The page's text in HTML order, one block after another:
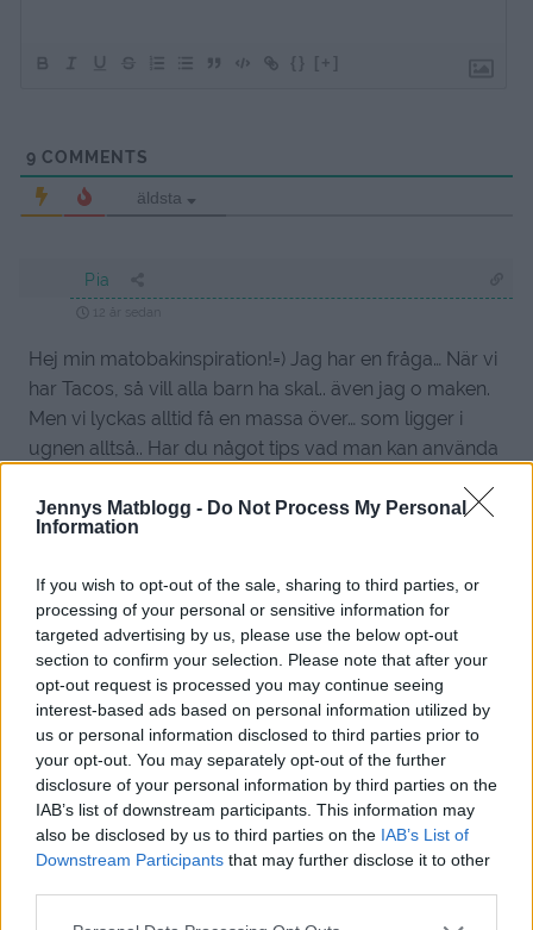
Jennys Matblogg - Do Not Process My Personal
Information
If you wish to opt-out of the sale, sharing to third parties, or
processing of your personal or sensitive information for
targeted advertising by us, please use the below opt-out
section to confirm your selection. Please note that after your
opt-out request is processed you may continue seeing
interest-based ads based on personal information utilized by
us or personal information disclosed to third parties prior to
your opt-out. You may separately opt-out of the further
disclosure of your personal information by third parties on the
IAB’s list of downstream participants. This information may
also be disclosed by us to third parties on the IAB’s List of
Downstream Participants that may further disclose it to other
{} [+]
9 COMMENTS
äldsta
Pia
12 år sedan
Hej min matobakinspiration!=) Jag har en fråga… När vi
har Tacos, så vill alla barn ha skal.. även jag o maken.
Men vi lyckas alltid få en massa över… som ligger i
ugnen alltså.. Har du något tips vad man kan använda
0
Jennys_matblogg
Reply toPia 12 år sedan
🙂
Gulle <3
Jag hade gjort en tacogratäng av dem, eller panerat fisk
eller kyckling med dem innan stekning.
Kram
0 Svara